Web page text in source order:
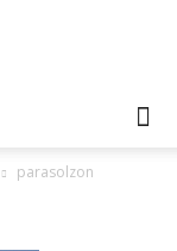
parasolzon